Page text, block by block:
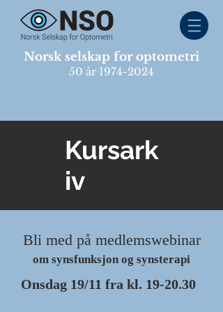
Norsk selskap for optometri
50 år 1974-2024
Kursark
iv
Bli med på medlemswebinar
om synsfunksjon og synsterapi
Onsdag 19/11 fra kl. 19-20.30